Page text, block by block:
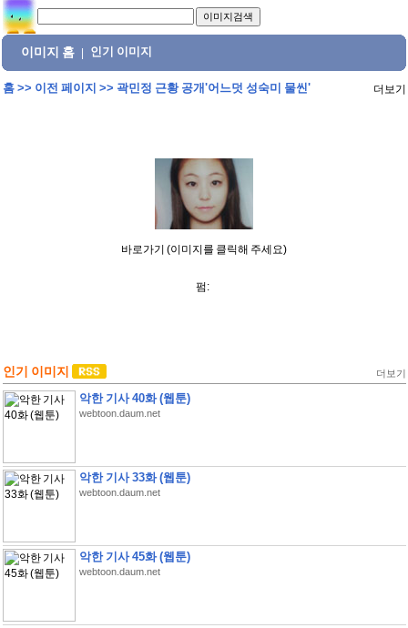
이미지 홈 인기 이미지
홈>> 이전 페이지 >> 곽민정 근황 공개'어느덧 성숙미 물씬' 더보기
바로가기 (이미지를 클릭해 주세요)
펌:
인기 이미지 더보기
악한 기사 40화 (웹툰)
webtoon.daum.net
악한 기사 33화 (웹툰)
webtoon.daum.net
악한 기사 45화 (웹툰)
webtoon.daum.net